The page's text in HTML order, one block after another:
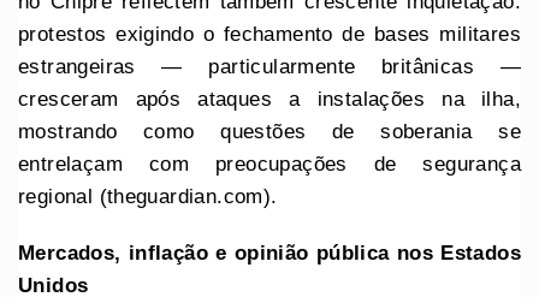
protestos exigindo o fechamento de bases militares
estrangeiras — particularmente britânicas —
cresceram após ataques a instalações na ilha,
mostrando como questões de soberania se
entrelaçam com preocupações de segurança
regional (theguardian.com).
Mercados, inflação e opinião pública nos Estados
Unidos